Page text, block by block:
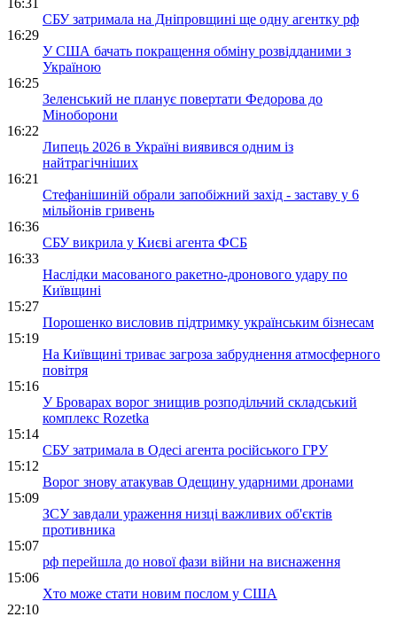
16:31
СБУ затримала на Дніпровщині ще одну агентку рф
16:29
У США бачать покращення обміну розвідданими з
Україною
16:25
Зеленський не планує повертати Федорова до
Міноборони
16:22
Липець 2026 в Україні виявився одним із
найтрагічніших
16:21
Стефанішиній обрали запобіжний захід - заставу у 6
мільйонів гривень
16:36
СБУ викрила у Києві агента ФСБ
16:33
Наслідки масованого ракетно-дронового удару по
Київщині
15:27
Порошенко висловив підтримку українським бізнесам
15:19
На Київщині триває загроза забруднення атмосферного
повітря
15:16
У Броварах ворог знищив розподільчий складський
комплекс Rozetka
15:14
СБУ затримала в Одесі агента російського ГРУ
15:12
Ворог знову атакував Одещину ударними дронами
15:09
ЗСУ завдали ураження низці важливих об'єктів
противника
15:07
рф перейшла до нової фази війни на виснаження
15:06
Хто може стати новим послом у США
22:10